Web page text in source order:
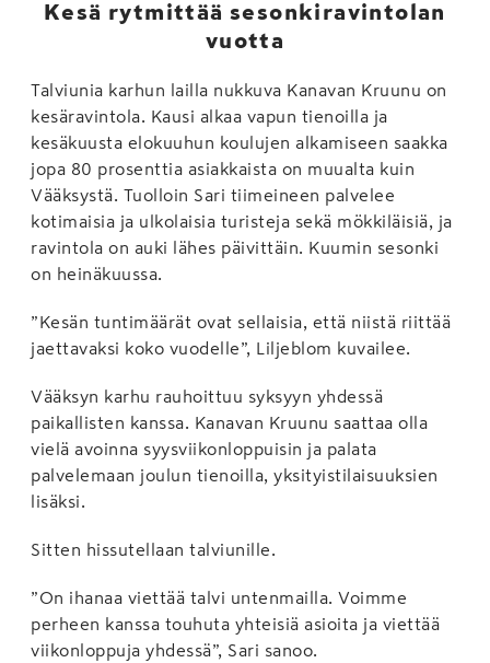
Kesä rytmittää sesonkiravintolan
vuotta
Talviunia karhun lailla nukkuva Kanavan Kruunu on
kesäravintola. Kausi alkaa vapun tienoilla ja
kesäkuusta elokuuhun koulujen alkamiseen saakka
jopa 80 prosenttia asiakkaista on muualta kuin
Vääksystä. Tuolloin Sari tiimeineen palvelee
kotimaisia ja ulkolaisia turisteja sekä mökkiläisiä, ja
ravintola on auki lähes päivittäin. Kuumin sesonki
on heinäkuussa.
”Kesän tuntimäärät ovat sellaisia, että niistä riittää
jaettavaksi koko vuodelle”, Liljeblom kuvailee.
Vääksyn karhu rauhoittuu syksyyn yhdessä
paikallisten kanssa. Kanavan Kruunu saattaa olla
vielä avoinna syysviikonloppuisin ja palata
palvelemaan joulun tienoilla, yksityistilaisuuksien
lisäksi.
Sitten hissutellaan talviunille.
”On ihanaa viettää talvi untenmailla. Voimme
perheen kanssa touhuta yhteisiä asioita ja viettää
viikonloppuja yhdessä”, Sari sanoo.